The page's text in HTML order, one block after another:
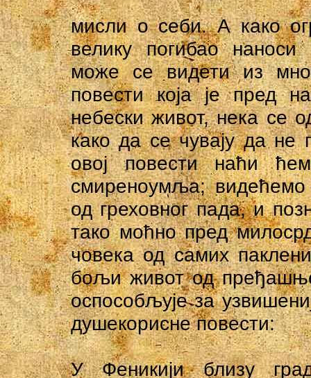
мисли о себи. А како
велику погибао наноси
може се видети из
повести која је пред
небески живот, нека се
како да се чувају да не
овој повести наћи
смиреноумља; видећемо
од греховног пада, и
тако моћно пред
човека од самих
бољи живот од
оспособљује за
душекорисне повести:
У Феникији близу